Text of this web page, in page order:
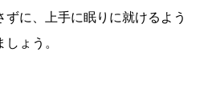
に、上手に眠りに就けるよう
ょう。